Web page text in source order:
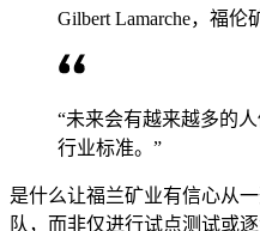
Gilbert Lamarche，福伦
“未来会有越来越多的
行业标准。”
是什么让福兰矿业有信心从
队，而非仅进行试点测试或